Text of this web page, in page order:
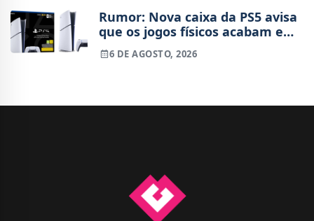
Rumor: Nova caixa da PS5 avisa
que os jogos físicos acabam em
2028
6 DE AGOSTO, 2026